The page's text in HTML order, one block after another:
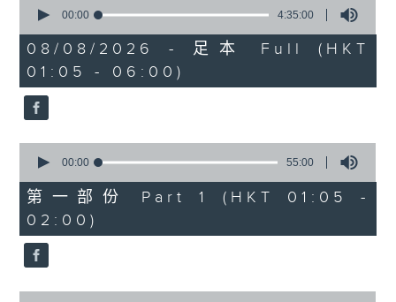
seconds
4
hours,
35
minutes,
0
seconds
00:00 4:35:00
08/08/2026 - 足本 Full (HKT
01:05 - 06:00)
seconds
55
minutes,
0
seconds
00:00 55:00
第一部份 Part 1 (HKT 01:05 -
02:00)